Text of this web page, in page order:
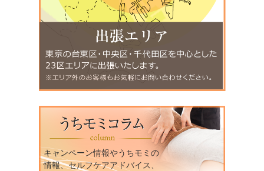
キャンペーン情報やうちモミの
情報、セルフケアアドバイス、